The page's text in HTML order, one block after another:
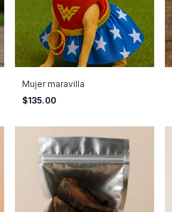
Mujer maravilla
$135.00